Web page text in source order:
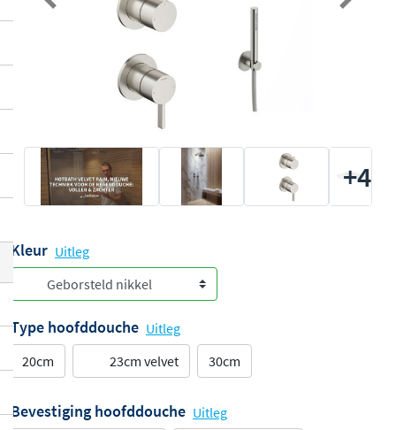
Previous Next
+4
Kleur Uitleg
Type hoofddouche Uitleg
20cm
23cm velvet 30cm
Bevestiging hoofddouche Uitleg